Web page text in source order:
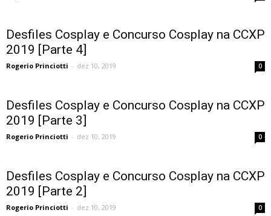
Desfiles Cosplay e Concurso Cosplay na CCXP
2019 [Parte 4]
Rogerio Princiotti - dez 10, 2019 0
Desfiles Cosplay e Concurso Cosplay na CCXP
2019 [Parte 3]
Rogerio Princiotti - dez 10, 2019 0
Desfiles Cosplay e Concurso Cosplay na CCXP
2019 [Parte 2]
Rogerio Princiotti - dez 10, 2019 0